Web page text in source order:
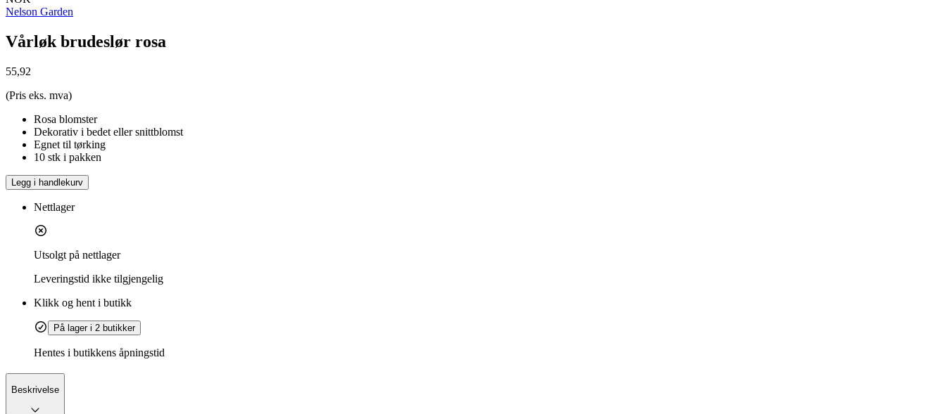
Nelson Garden
Vårløk brudeslør rosa
55,92
(Pris eks. mva)
Rosa blomster
Dekorativ i bedet eller snittblomst
Egnet til tørking
10 stk i pakken
Legg i handlekurv
Nettlager
Utsolgt på nettlager
Leveringstid ikke tilgjengelig
Klikk og hent i butikk
På lager i 2 butikker
Hentes i butikkens åpningstid
Beskrivelse